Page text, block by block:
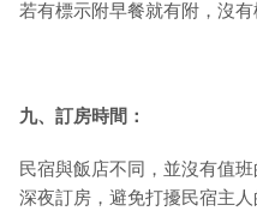
若有標示附早餐就有附，沒有
九、訂房時間：
民宿與飯店不同，並沒有值
深夜訂房，避免打擾民宿主